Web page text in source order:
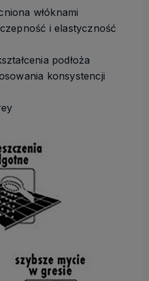
włóknami
i elastyczność
podłoża
konsystencji